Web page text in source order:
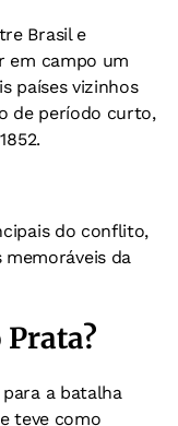
Brasil e
em campo um
países vizinhos
de período curto,
do conflito,
da
a batalha
teve como